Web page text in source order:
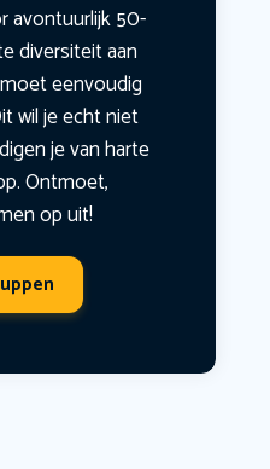
avontuurlijk 50-
diversiteit aan
eenvoudig
wil je echt niet
je van harte
Ontmoet,
op uit!